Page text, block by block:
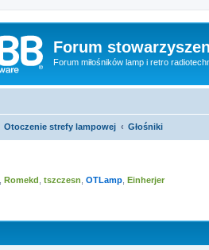
Forum
Forum miłośników lamp i retro
Otoczenie strefy lampowej Głośniki
Romekd tszczesn OTLamp Einherjer